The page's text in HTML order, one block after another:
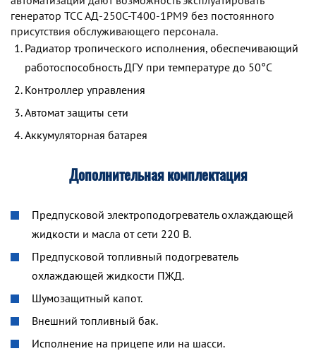
генератор TCC АД-250С-Т400-1РМ9 без постоянного
присутствия обслуживающего персонала.
Радиатор тропического исполнения, обеспечивающий
работоспособность ДГУ при температуре до 50°С
Контроллер управления
Автомат защиты сети
Аккумуляторная батарея
Дополнительная комплектация
Предпусковой электроподогреватель охлаждающей
жидкости и масла от сети 220 В.
Предпусковой топливный подогреватель
охлаждающей жидкости ПЖД.
Шумозащитный капот.
Внешний топливный бак.
Исполнение на прицепе или на шасси.